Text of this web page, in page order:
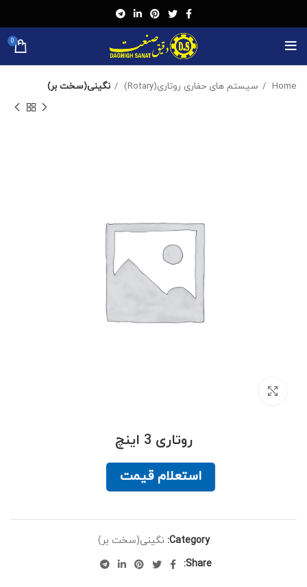
0
Home سیستم های حفاری روتاری(Rotary) نگینی(سخت بر)
روتاری 3 اینچ
استعلام قیمت
Category: نگینی(سخت بر)
Share: